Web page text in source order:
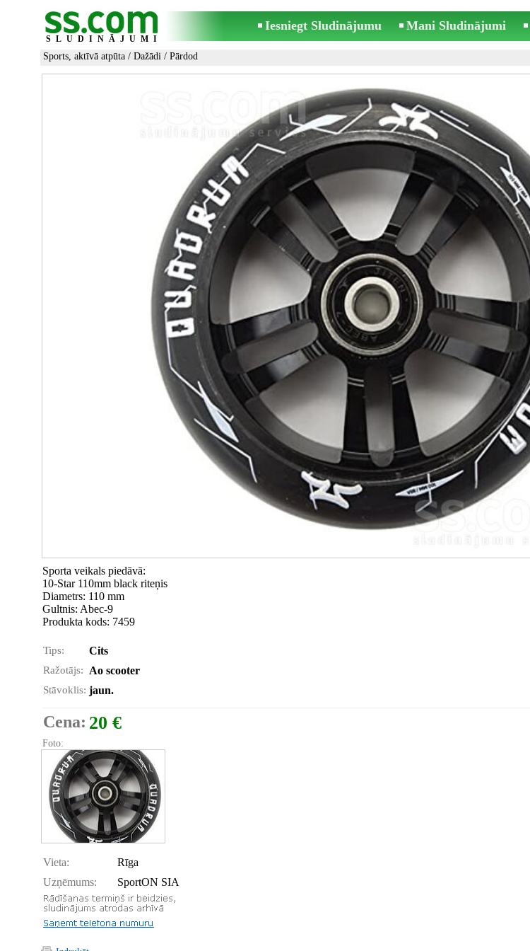
SLUDINĀJUMI
Iesniegt Sludinājumu Mani Sludinājumi
Sports, aktīvā atpūta / Dažādi / Pārdod
Sporta veikals piedāvā:
10-Star 110mm black riteņis
Diametrs: 110 mm
Gultnis: Abec-9
Produkta kods: 7459
Tips: Cits
Ražotājs: Ao scooter
Stāvoklis: jaun.
Cena: 20 €
Foto:
Vieta:
Rīga
Uzņēmums:
SportON SIA